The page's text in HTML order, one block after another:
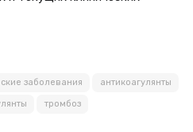
заболевания антикоагулянты
тромбоз